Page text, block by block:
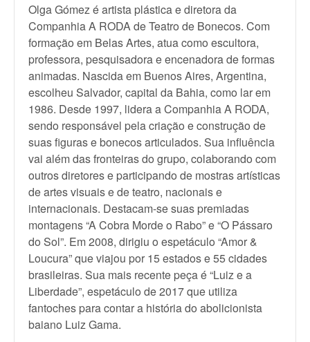
Olga Gómez é artista plástica e diretora da
Companhia A RODA de Teatro de Bonecos. Com
formação em Belas Artes, atua como escultora,
professora, pesquisadora e encenadora de formas
animadas. Nascida em Buenos Aires, Argentina,
escolheu Salvador, capital da Bahia, como lar em
1986. Desde 1997, lidera a Companhia A RODA,
sendo responsável pela criação e construção de
suas figuras e bonecos articulados. Sua influência
vai além das fronteiras do grupo, colaborando com
outros diretores e participando de mostras artísticas
de artes visuais e de teatro, nacionais e
internacionais. Destacam-se suas premiadas
montagens “A Cobra Morde o Rabo” e “O Pássaro
do Sol”. Em 2008, dirigiu o espetáculo “Amor &
Loucura” que viajou por 15 estados e 55 cidades
brasileiras. Sua mais recente peça é “Luiz e a
Liberdade”, espetáculo de 2017 que utiliza
fantoches para contar a história do abolicionista
baiano Luiz Gama.